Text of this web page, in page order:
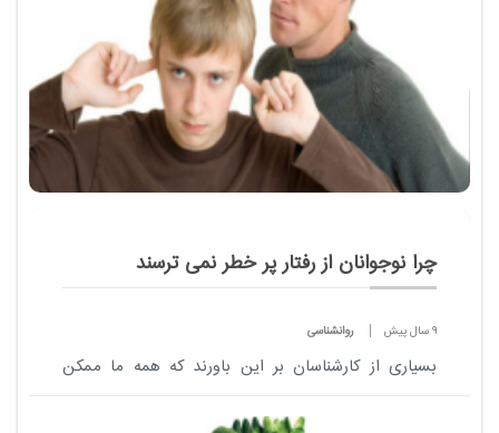
چرا نوجوانان از رفتار پر خطر نمی ترسند
9 سال پیش روانشناسی
بسیاری از کارشناسان بر این باورند که همه ما ممکن
بی‌واهمه دست به رفتارهای پرخطر بزنیم و حتی از آن